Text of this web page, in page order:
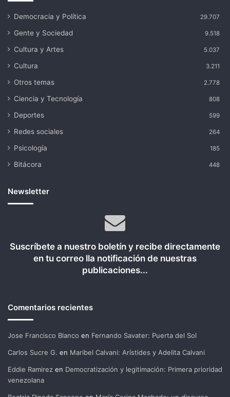
Democracia y Política 29.707
Gente y Sociedad 9.518
Cultura y Artes 5.037
Cultura 3.211
Otros temas 2.778
Ciencia y Tecnología 808
Deportes 599
Redes sociales 264
Psicología 185
Bitácora 448
Newsletter
Suscríbete a nuestro boletín y recibe directamente
en tu correo lla notificación de nuestras
publicaciones...
Comentarios recientes
Jose Francisco Blanco en Fernando Savater: Puerta del Sol
Carlos Sucre G. en Maribel Calvani: Arístides y Adelita Calvani
Eddie Ramirez en Democratización y legitimación: Primera prioridad
venezolana